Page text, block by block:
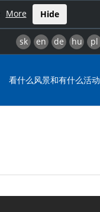
More Hide
sk en de hu pl
看什么风景和有什么活动